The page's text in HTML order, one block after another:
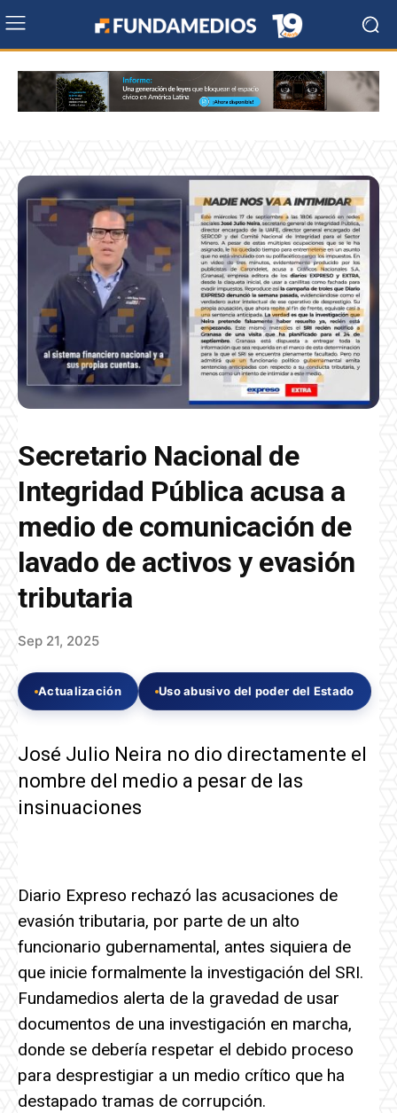
Secretario Nacional de
Integridad Pública acusa a
medio de comunicación de
lavado de activos y evasión
tributaria
Sep 21, 2025
Actualización Uso abusivo del poder del Estado
José Julio Neira no dio directamente el
nombre del medio a pesar de las
insinuaciones
Diario Expreso rechazó las acusaciones de
evasión tributaria, por parte de un alto
funcionario gubernamental, antes siquiera de
que inicie formalmente la investigación del SRI.
Fundamedios alerta de la gravedad de usar
documentos de una investigación en marcha,
donde se debería respetar el debido proceso
para desprestigiar a un medio crítico que ha
destapado tramas de corrupción.